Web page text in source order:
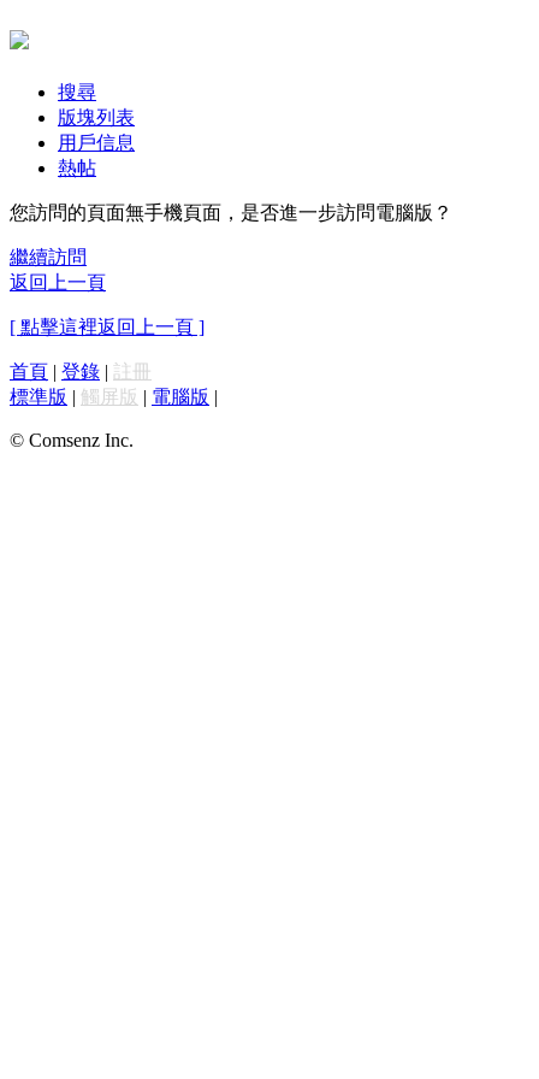
搜尋
版塊列表
用戶信息
熱帖
您訪問的頁面無手機頁面，是否進一步訪問電腦版？
繼續訪問
返回上一頁
[ 點擊這裡返回上一頁 ]
首頁 | 登錄 | 註冊
標準版 | 觸屏版 | 電腦版 |
© Comsenz Inc.